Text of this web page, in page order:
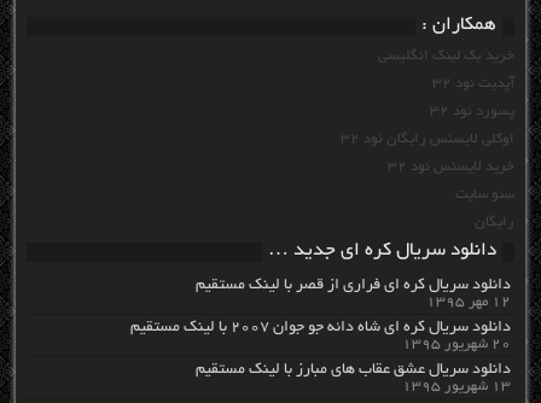
همکاران :
خرید بک لینک انگلیسی
آپدیت نود 32
پسورد نود 32
اوکلی لایسنس رایگان نود 32
خرید لایسنس نود 32
سئو سایت
رایگان
دانلود سریال کره ای جدید …
دانلود سریال کره ای فراری از قصر با لینک مستقیم
۱۲ مهر ۱۳۹۵
دانلود سریال کره ای شاه دائه جو جوان ۲۰۰۷ با لینک مستقیم
۲۰ شهریور ۱۳۹۵
دانلود سریال عشق عقاب های مبارز با لینک مستقیم
۱۳ شهریور ۱۳۹۵